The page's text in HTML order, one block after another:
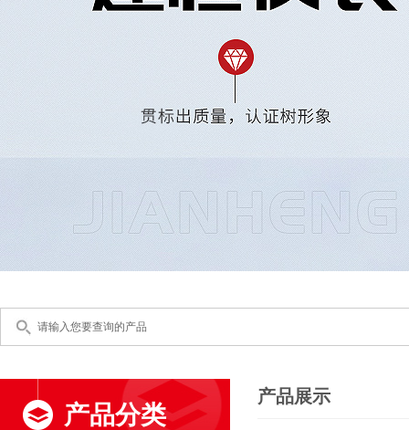
产品分类
产品展示